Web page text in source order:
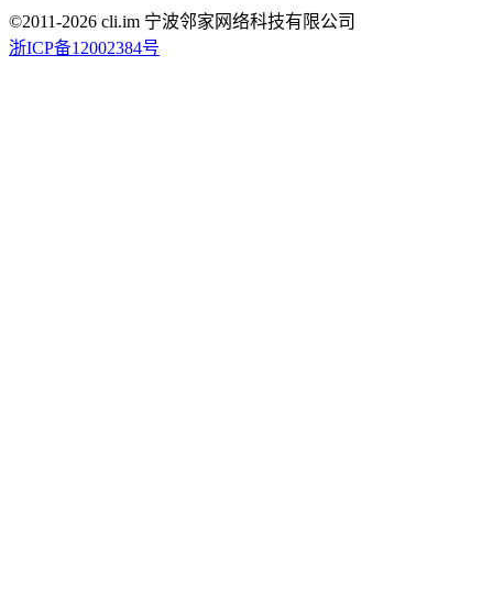
©2011-2026 cli.im 宁波邻家网络科技有限公司
浙ICP备12002384号